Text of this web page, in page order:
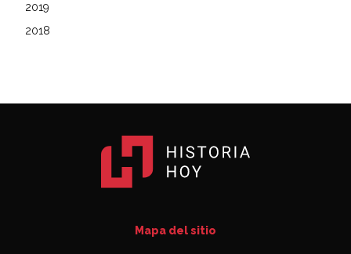
2019
2018
Mapa del sitio